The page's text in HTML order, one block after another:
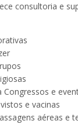
consultoria e
Congressos e
e vacinas
aéreas e